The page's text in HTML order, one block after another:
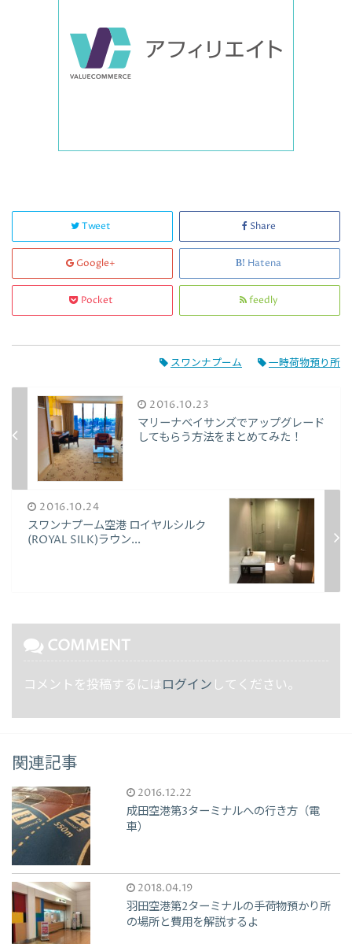
Tweet Share
Google+ Hatena
Pocket feedly
スワンナプーム 一時荷物預り所
2016.10.23
マリーナベイサンズでアップグレード
してもらう方法をまとめてみた！
2016.10.24
スワンナプーム空港 ロイヤルシルク
(ROYAL SILK)ラウン...
COMMENT
コメントを投稿するにはログイン してください。
関連記事
2016.12.22
成田空港第3ターミナルへの行き方（電
車）
2018.04.19
羽田空港第2ターミナルの手荷物預かり所
の場所と費用を解説するよ